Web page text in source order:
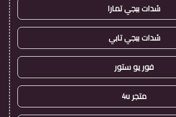
شدات ببجي تمارا
شدات ببجي تابي
فور يو ستور
متجر 4u